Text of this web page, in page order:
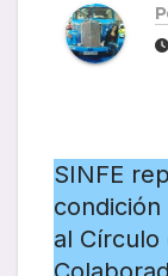
SINFE
al Círculo